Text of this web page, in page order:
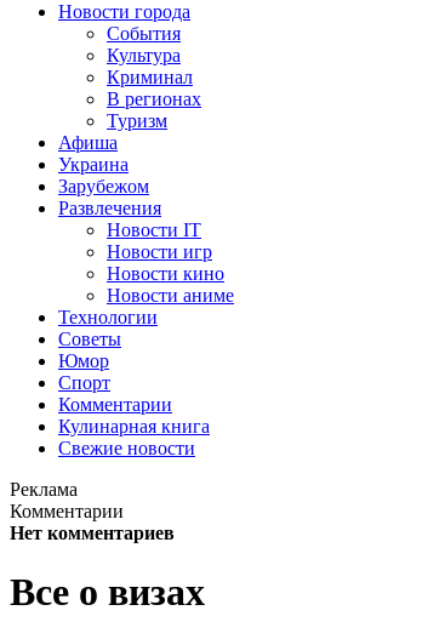
Новости города
События
Культура
Криминал
В регионах
Туризм
Афиша
Украина
Зарубежом
Развлечения
Новости IT
Новости игр
Новости кино
Новости аниме
Технологии
Советы
Юмор
Спорт
Комментарии
Кулинарная книга
Свежие новости
Реклама
Комментарии
Нет комментариев
Все о визах